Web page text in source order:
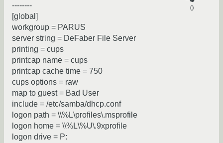
0
--------
[global]
workgroup = PARUS
server string = DeFaber File Server
printing = cups
printcap name = cups
printcap cache time = 750
cups options = raw
map to guest = Bad User
include = /etc/samba/dhcp.conf
logon path = \\%L\profiles\.msprofile
logon home = \\%L\%U\.9xprofile
logon drive = P: